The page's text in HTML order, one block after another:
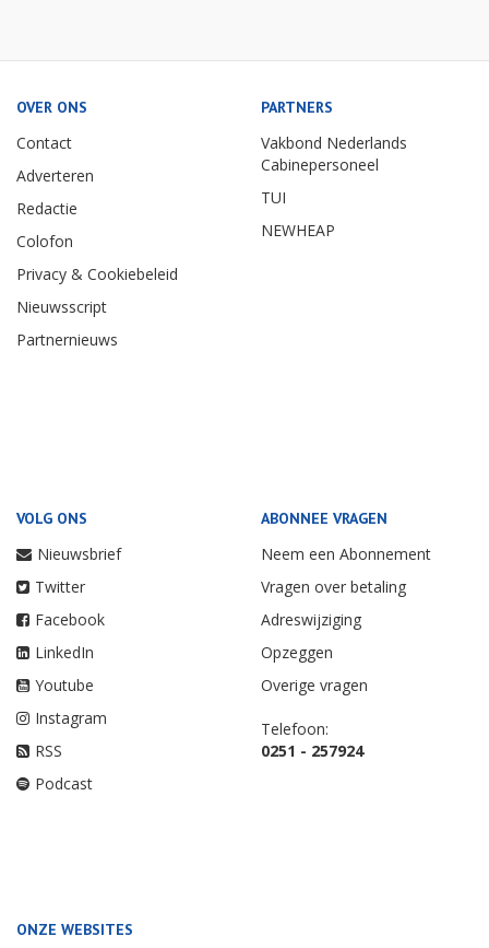
OVER ONS
Contact
Adverteren
Redactie
Colofon
Privacy & Cookiebeleid
Nieuwsscript
Partnernieuws
PARTNERS
Vakbond Nederlands
Cabinepersoneel
TUI
NEWHEAP
VOLG ONS
Nieuwsbrief
Twitter
Facebook
LinkedIn
Youtube
Instagram
RSS
Podcast
ABONNEE VRAGEN
Neem een Abonnement
Vragen over betaling
Adreswijziging
Opzeggen
Overige vragen
Telefoon:
0251 - 257924
ONZE WEBSITES